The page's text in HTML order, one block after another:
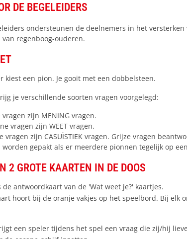
DE BEGELEIDERS
ondersteunen de deelnemers in het
van regenboog-ouderen.
kiest een pion. Je gooit met een dobbelsteen.
je verschillende soorten vragen voorgelegd:
vragen zijn MENING vragen.
vragen zijn WEET vragen.
vragen zijn CASUÏSTIEK vragen. Grijze vragen
worden gepakt als er meerdere pionnen tegelijk op
2 GROTE KAARTEN IN DE DOOS
de antwoordkaart van de 'Wat weet je?' kaartjes.
hoort bij de oranje vakjes op het speelbord. Bij elk
een speler tijdens het spel een vraag die zij/hij